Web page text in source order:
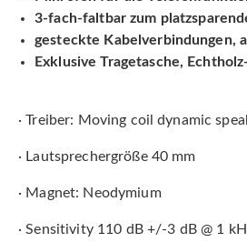
3-fach-faltbar zum
gesteckte Kabelverbindungen,
Exklusive Tragetasche,
· Treiber: Moving coil dynamic
· Lautsprechergröße 40 mm
· Magnet: Neodymium
· Sensitivity 110 dB +/-3 dB @ 1